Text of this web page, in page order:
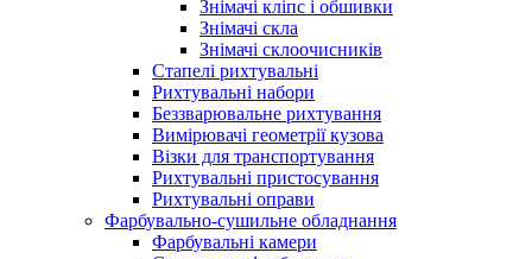
Знімачі кліпс і обшивки
Знімачі скла
Знімачі склоочисників
Стапелі рихтувальні
Рихтувальні набори
Беззварювальне рихтування
Вимірювачі геометрії кузова
Візки для транспортування
Рихтувальні пристосування
Рихтувальні оправи
Фарбувально-сушильне обладнання
Фарбувальні камери